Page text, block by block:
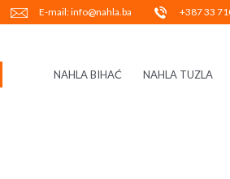
E-mail: info@nahla.ba +387 33
NAHLA BIHAĆ NAHLA TUZLA